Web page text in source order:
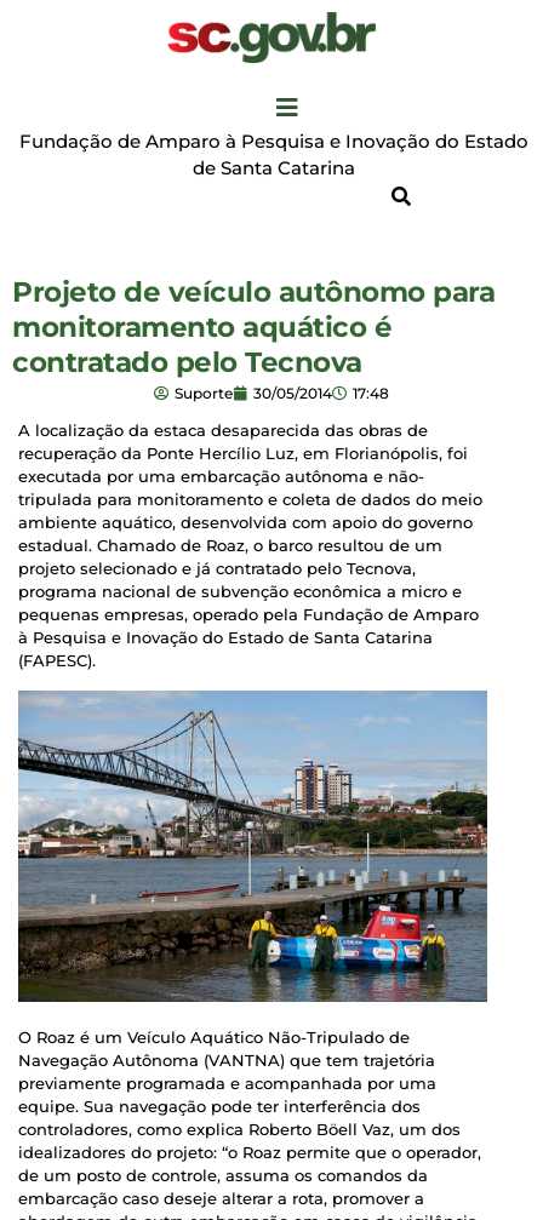
Fundação de Amparo à Pesquisa e Inovação do Estado
de Santa Catarina
Projeto de veículo autônomo para
monitoramento aquático é
contratado pelo Tecnova
Suporte 30/05/2014 17:48
A localização da estaca desaparecida das obras de
recuperação da Ponte Hercílio Luz, em Florianópolis, foi
executada por uma embarcação autônoma e não-
tripulada para monitoramento e coleta de dados do meio
ambiente aquático, desenvolvida com apoio do governo
estadual. Chamado de Roaz, o barco resultou de um
projeto selecionado e já contratado pelo Tecnova,
programa nacional de subvenção econômica a micro e
pequenas empresas, operado pela Fundação de Amparo
à Pesquisa e Inovação do Estado de Santa Catarina
(FAPESC).
O Roaz é um Veículo Aquático Não-Tripulado de
Navegação Autônoma (VANTNA) que tem trajetória
previamente programada e acompanhada por uma
equipe. Sua navegação pode ter interferência dos
controladores, como explica Roberto Böell Vaz, um dos
idealizadores do projeto: “o Roaz permite que o operador,
de um posto de controle, assuma os comandos da
embarcação caso deseje alterar a rota, promover a